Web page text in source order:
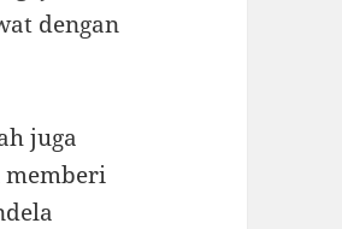
dengan
juga